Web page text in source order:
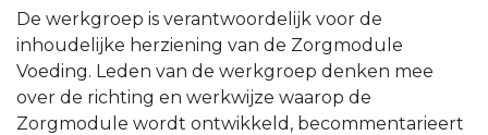
De werkgroep is verantwoordelijk voor de
inhoudelijke herziening van de Zorgmodule
Voeding. Leden van de werkgroep denken mee
over de richting en werkwijze waarop de
Zorgmodule wordt ontwikkeld, becommentarieert